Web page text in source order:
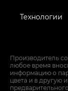
Технологии
Производитель
любое время
информацию о
цвета и в другую